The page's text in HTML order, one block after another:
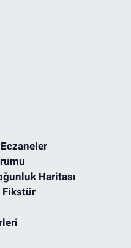
Haritası
Fikstür